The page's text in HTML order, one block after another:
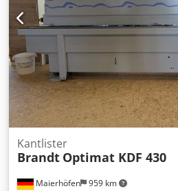
Maierhöfen 959 km
Kantlister
Brandt Optimat KDF 430